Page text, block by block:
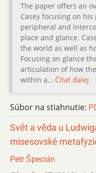
The paper offers an
Casey focusing on
peripheral and
place and glance.
the world as well as
Focusing on glance
articulation of how
within a… Čítať ďalej
Súbor na stiahnutie:
Svět a věda u
misesovské
Petr Špecián